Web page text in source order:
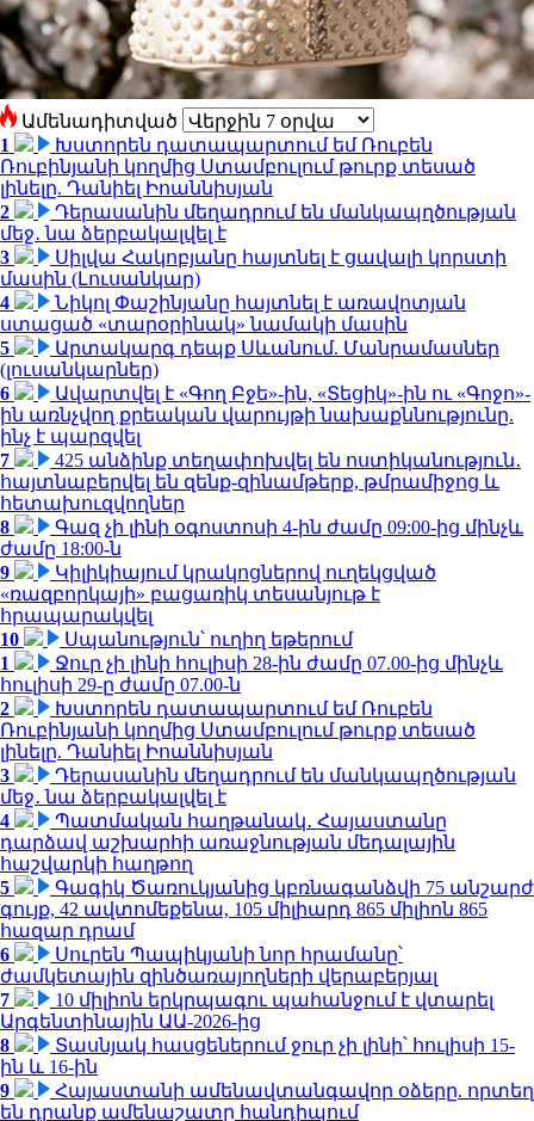
Ամենադիտված
1
Խստորեն դատապարտում եմ Ռուբեն
Ռուբինյանի կողմից Ստամբուլում թուրք տեսած
լինելը. Դանիել Իոաննիսյան
2
Դերասանին մեղադրում են մանկապղծության
մեջ․ նա ձերբակալվել է
3
Սիլվա Հակոբյանը հայտնել է ցավալի կորստի
մասին (Լուսանկար)
4
Նիկոլ Փաշինյանը հայտնել է առավոտյան
ստացած «տարօրինակ» նամակի մասին
5
Արտակարգ դեպք Սևանում. Մանրամասներ
(լուսանկարներ)
6
Ավարտվել է «Գող Բջե»-ին, «Տեցիկ»-ին ու «Գոջո»-
ին առնչվող քրեական վարույթի նախաքննությունը.
ինչ է պարզվել
7
425 անձինք տեղափոխվել են ոստիկանություն․
հայտնաբերվել են զենք-զինամթերք, թմրամիջոց և
հետախուզվողներ
8
Գազ չի լինի օգոստոսի 4-ին ժամը 09:00-ից մինչև
ժամը 18:00-ն
9
Կիլիկիայում կրակոցներով ուղեկցված
«ռազբորկայի» բացառիկ տեսանյութ է
հրապարակվել
10
Սպանություն՝ ուղիղ եթերում
1
Ջուր չի լինի հուլիսի 28-ին ժամը 07.00-ից մինչև
հուլիսի 29-ը ժամը 07.00-ն
2
Խստորեն դատապարտում եմ Ռուբեն
Ռուբինյանի կողմից Ստամբուլում թուրք տեսած
լինելը. Դանիել Իոաննիսյան
3
Դերասանին մեղադրում են մանկապղծության
մեջ․ նա ձերբակալվել է
4
Պատմական հաղթանակ․ Հայաստանը
դարձավ աշխարհի առաջնության մեդալային
հաշվարկի հաղթող
5
Գագիկ Ծառուկյանից կբռնագանձվի 75 անշարժ
գույք, 42 ավտոմեքենա, 105 միլիարդ 865 միլիոն 865
հազար դրամ
6
Սուրեն Պապիկյանի նոր հրամանը՝
ժամկետային զինծառայողների վերաբերյալ
7
10 միլիոն երկրպագու պահանջում է վտարել
Արգենտինային ԱԱ-2026-ից
8
Տասնյակ հասցեներում ջուր չի լինի՝ հուլիսի 15-
ին և 16-ին
9
Հայաստանի ամենավտանգավոր օձերը. որտեղ
են դրանք ամենաշատը հանդիպում